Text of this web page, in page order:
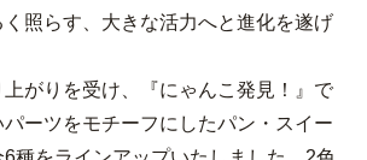
ン（店舗限定）
照らす、大きな活力へと進化を遂げ
がりを受け、『にゃんこ発見！』で
ーツをモチーフにしたパン・スイー